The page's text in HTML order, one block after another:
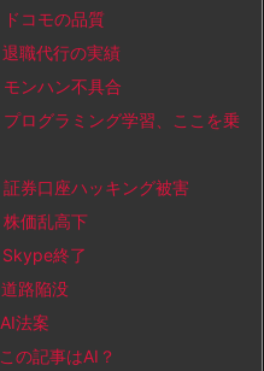
コモの品質
職代行の実績
ンハン不具合
ログラミング学習、ここを乗
券口座ハッキング被害
価乱高下
終了
路陥没
法案
の記事はAI？